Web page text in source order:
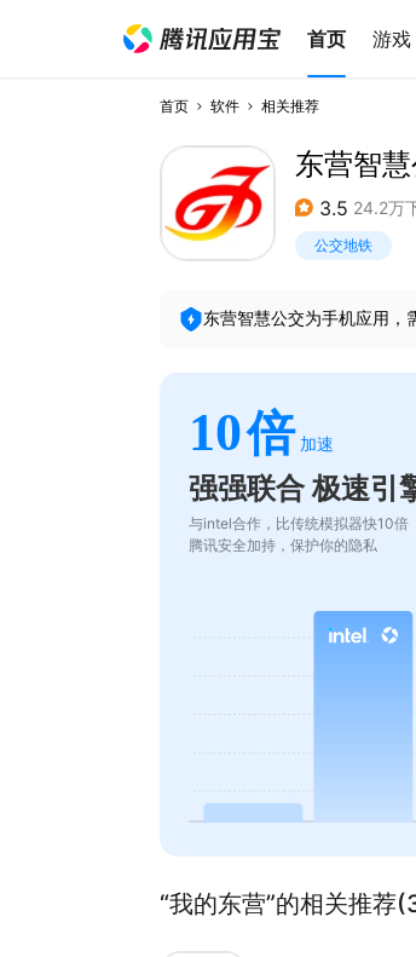
首页 游戏
首页 软件 相关推荐
东营智
3.5 24.2万
公交地铁
东营智慧公交为手机应用，
10倍 加速
强强联合 极速引
与intel合作，比传统模拟器快10倍
腾讯安全加持，保护你的隐私
“我的东营”的相关推荐